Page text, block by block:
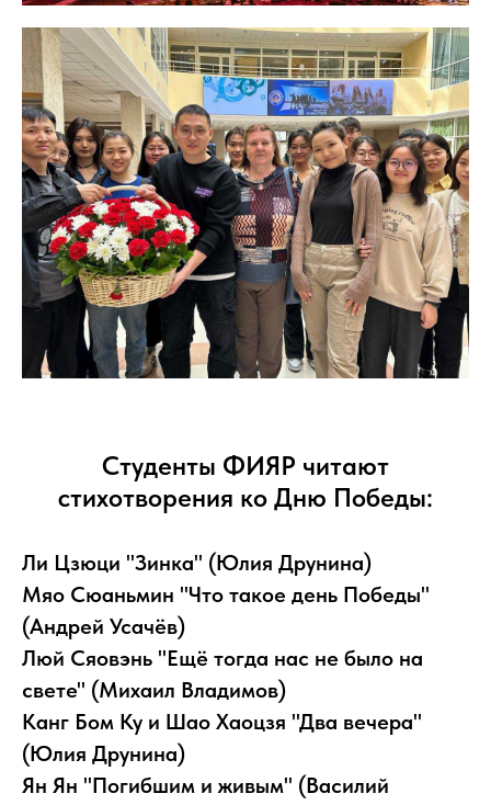
Студенты ФИЯР читают
стихотворения ко Дню Победы:
Ли Цзюци "Зинка" (Юлия Друнина)
Мяо Сюаньмин "Что такое день Победы"
(Андрей Усачёв)
Люй Сяовэнь "Ещё тогда нас не было на
свете" (Михаил Владимов)
Канг Бом Ку и Шао Хаоцзя "Два вечера"
(Юлия Друнина)
Ян Ян "Погибшим и живым" (Василий